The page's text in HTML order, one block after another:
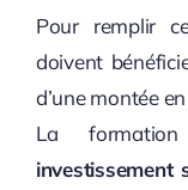
Pour remplir
doivent
d’une montée
La
investissement